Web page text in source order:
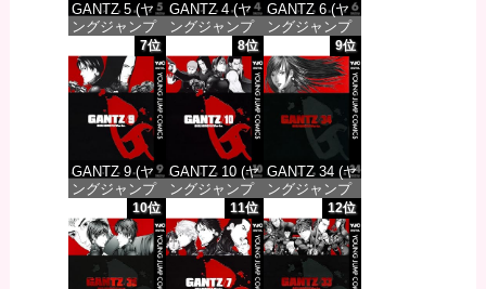
GANTZ 5 (ヤ
ングジャンプ
コミックス
DIGITAL)
価格：¥100
GANTZ 4 (ヤ
ングジャンプ
コミックス
DIGITAL)
価格：¥100
GANTZ 6 (ヤ
ングジャンプ
コミックス
DIGITAL)
価格：¥100
7位
GANTZ 9 (ヤ
ングジャンプ
コミックス
DIGITAL)
価格：¥100
8位
GANTZ 10 (ヤ
ングジャンプ
コミックス
DIGITAL)
価格：¥100
9位
GANTZ 34 (ヤ
ングジャンプ
コミックス
DIGITAL)
価格：¥100
10位 11位 12位